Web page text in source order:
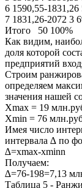
6 1590,55-1831,26
7 1831,26-2072 3
Итого 50 100%
Как видим,
доля которой
предприятий
Строим
определяем
значения нашей
Xmax = 19
Xmin = 76
Имея число
интервала ∆ по
∆=xmax-xminn
Получаем:
∆=76-198=7,13
Таблица 5 -